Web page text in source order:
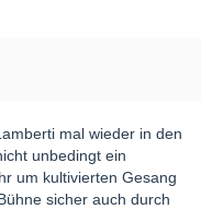
mal wieder in den
unbedingt ein
um kultivierten Gesang
sicher auch durch